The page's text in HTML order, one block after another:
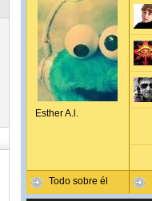
Esther A.l.
Todo sobre él